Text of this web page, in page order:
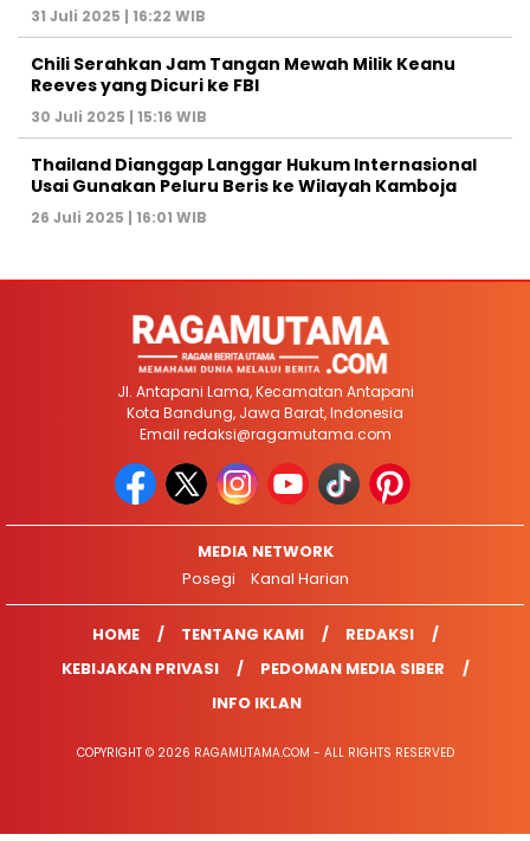
31 Juli 2025 | 16:22 WIB
Chili Serahkan Jam Tangan Mewah Milik Keanu
Reeves yang Dicuri ke FBI
30 Juli 2025 | 15:16 WIB
Thailand Dianggap Langgar Hukum Internasional
Usai Gunakan Peluru Beris ke Wilayah Kamboja
26 Juli 2025 | 16:01 WIB
Jl. Antapani Lama, Kecamatan Antapani
Kota Bandung, Jawa Barat, Indonesia
Email redaksi@ragamutama.com
MEDIA NETWORK
Posegi
Kanal Harian
HOME TENTANG KAMI
REDAKSI
KEBIJAKAN PRIVASI
PEDOMAN MEDIA SIBER
INFO IKLAN
COPYRIGHT © 2026 RAGAMUTAMA.COM - ALL RIGHTS RESERVED